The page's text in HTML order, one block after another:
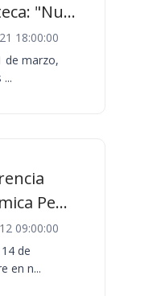
"Nu...
18:00:00
de marzo,
Pe...
09:00:00
de
en n...